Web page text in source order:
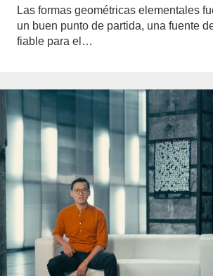
Las formas geométricas elementales
un buen punto de partida, una fuente
fiable para el…